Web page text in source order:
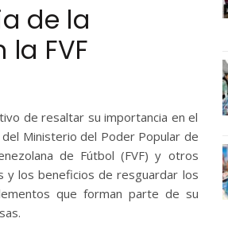
de la
FVF
de resaltar su importancia en el
Ministerio del Poder Popular de
de Fútbol (FVF) y otros
los beneficios de resguardar los
que forman parte de su